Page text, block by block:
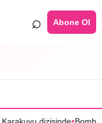
⌕ Abone Ol
Bomba transfer! Caner